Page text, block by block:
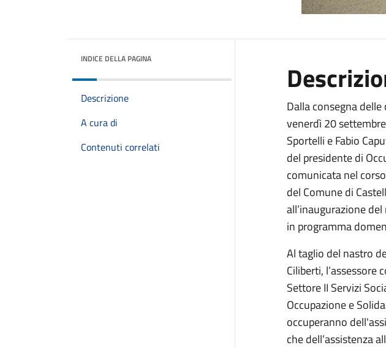
INDICE DELLA PAGINA
Descrizione
A cura di
Contenuti correlati
Dalla consegna
venerdì 20
Sportelli e Fabio
del presidente di
comunicata nel
del Comune di
all’inaugurazione
in programma
Al taglio del nastro
Ciliberti, l’assessore
Settore II Servizi
Occupazione e
occuperanno
che dell’assistenza